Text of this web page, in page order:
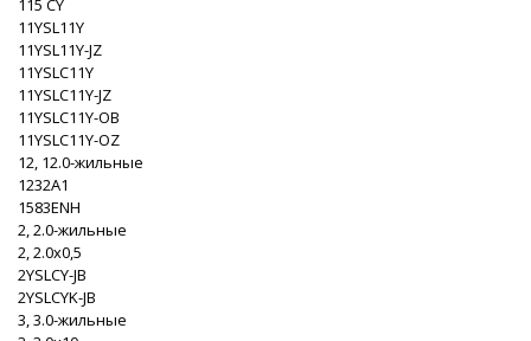
115 CY
11YSL11Y
11YSL11Y-JZ
11YSLC11Y
11YSLC11Y-JZ
11YSLC11Y-OB
11YSLC11Y-OZ
12, 12.0-жильные
1232A1
1583ENH
2, 2.0-жильные
2, 2.0x0,5
2YSLCY-JB
2YSLCYK-JB
3, 3.0-жильные